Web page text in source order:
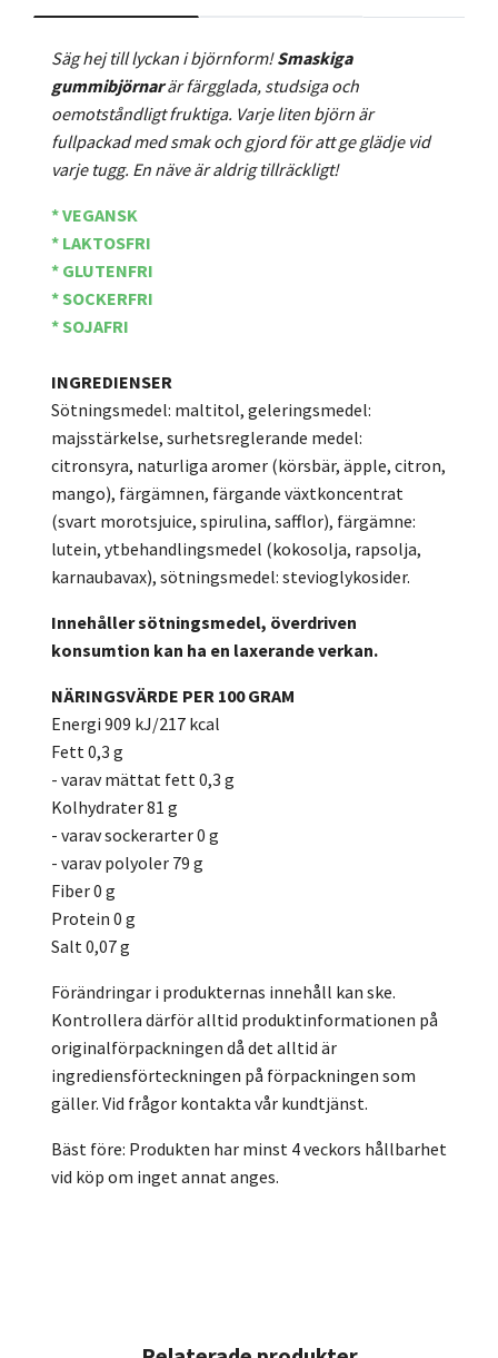
Säg hej till lyckan i björnform!Smaskiga
gummibjörnar är färgglada, studsiga och
oemotståndligt fruktiga. Varje liten björn är
fullpackad med smak och gjord för att ge glädje vid
varje tugg. En näve är aldrig tillräckligt!
* VEGANSK
* LAKTOSFRI
* GLUTENFRI
* SOCKERFRI
* SOJAFRI
INGREDIENSER
Sötningsmedel: maltitol, geleringsmedel:
majsstärkelse, surhetsreglerande medel:
citronsyra, naturliga aromer (körsbär, äpple, citron,
mango), färgämnen, färgande växtkoncentrat
(svart morotsjuice, spirulina, safflor), färgämne:
lutein, ytbehandlingsmedel (kokosolja, rapsolja,
karnaubavax), sötningsmedel: stevioglykosider.
Innehåller sötningsmedel, överdriven
konsumtion kan ha en laxerande verkan.
NÄRINGSVÄRDE PER 100 GRAM
Energi 909 kJ/217 kcal
Fett 0,3 g
- varav mättat fett 0,3 g
Kolhydrater 81 g
- varav sockerarter 0 g
- varav polyoler 79 g
Fiber 0 g
Protein 0 g
Salt 0,07 g
Förändringar i produkternas innehåll kan ske.
Kontrollera därför alltid produktinformationen på
originalförpackningen då det alltid är
ingrediensförteckningen på förpackningen som
gäller. Vid frågor kontakta vår kundtjänst.
Bäst före: Produkten har minst 4 veckors hållbarhet
vid köp om inget annat anges.